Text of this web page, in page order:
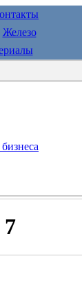
Железо